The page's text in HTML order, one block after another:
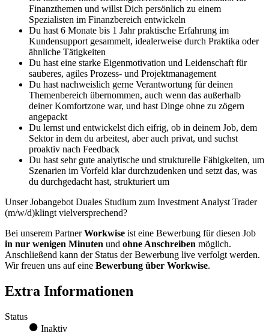
Finanzthemen und willst Dich persönlich zu einem
Spezialisten im Finanzbereich entwickeln
Du hast 6 Monate bis 1 Jahr praktische Erfahrung im
Kundensupport gesammelt, idealerweise durch Praktika oder
ähnliche Tätigkeiten
Du hast eine starke Eigenmotivation und Leidenschaft für
sauberes, agiles Prozess- und Projektmanagement
Du hast nachweislich gerne Verantwortung für deinen
Themenbereich übernommen, auch wenn das außerhalb
deiner Komfortzone war, und hast Dinge ohne zu zögern
angepackt
Du lernst und entwickelst dich eifrig, ob in deinem Job, dem
Sektor in dem du arbeitest, aber auch privat, und suchst
proaktiv nach Feedback
Du hast sehr gute analytische und strukturelle Fähigkeiten, um
Szenarien im Vorfeld klar durchzudenken und setzt das, was
du durchgedacht hast, strukturiert um
Unser Jobangebot Duales Studium zum Investment Analyst Trader
(m/w/d)klingt vielversprechend?
Bei unserem PartnerWorkwise ist eine Bewerbung für diesen Job
in nur wenigen Minuten und ohne Anschreiben möglich.
Anschließend kann der Status der Bewerbung live verfolgt werden.
Wir freuen uns auf eine Bewerbung über Workwise.
Extra Informationen
Status
Inaktiv